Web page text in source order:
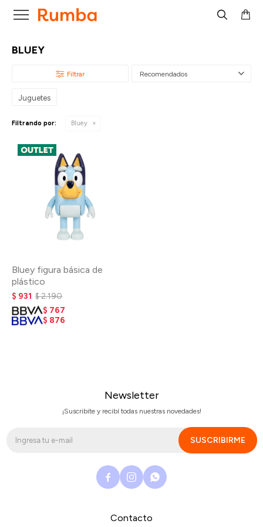

BLUEY
Recomendados
Juguetes
Filtrando por: Bluey
Bluey figura básica de
plástico
$ 931 $2.190
$ 767
$ 876
Contacto
Newsletter
¡Suscribite y recibí todas nuestras novedades!
SUSCRIBIRME
  